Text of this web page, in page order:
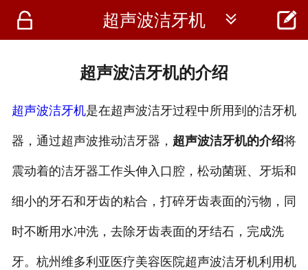
 首页
 超声波洁牙机  
超声波洁牙机的介绍
超声波洁牙机是在超声波洁牙过程中所用到的洁牙机
器，通过超声波推动洁牙器， 超声波洁牙机的介绍将
震动着的洁牙器工作头伸入口腔，松动菌斑、牙垢和
细小的牙石和牙齿的粘合，打碎牙齿表面的污物，同
时不断用水冲洗，去除牙齿表面的牙结石，完成洗
牙。杭州维多利亚医疗美容医院超声波洁牙机利用机